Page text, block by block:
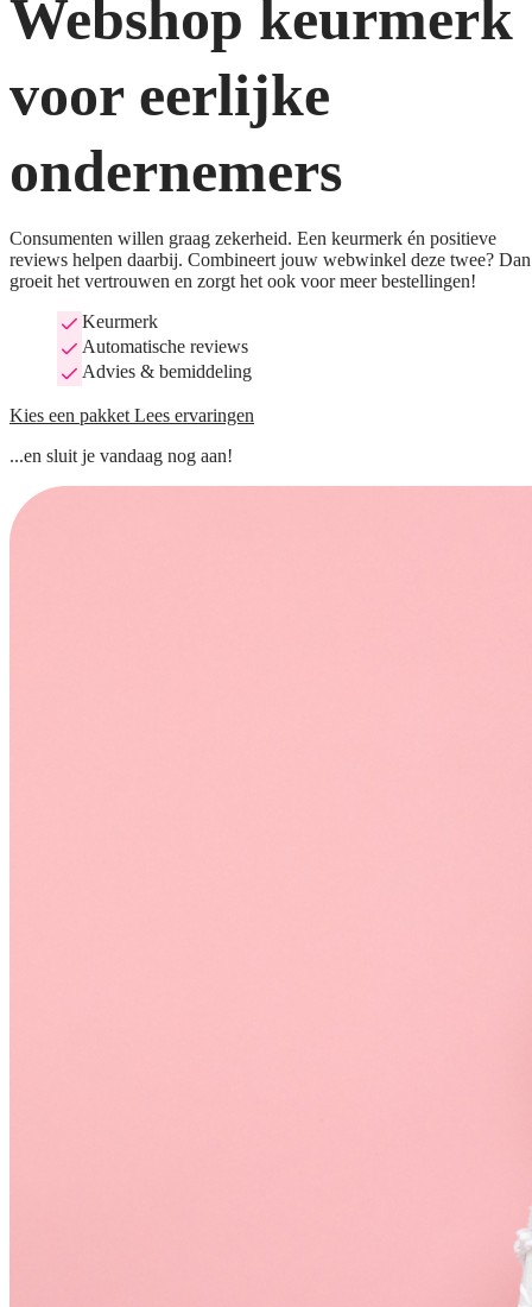
Webshop keurmerk
voor eerlijke
ondernemers
Consumenten willen graag zekerheid. Een keurmerk én positieve
reviews helpen daarbij. Combineert jouw webwinkel deze twee? Dan
groeit het vertrouwen en zorgt het ook voor meer bestellingen!
Keurmerk
Automatische reviews
Advies & bemiddeling
Kies een pakket Lees ervaringen
...en sluit je vandaag nog aan!